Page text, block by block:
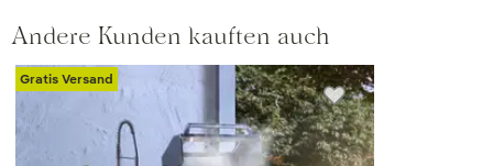
Andere Kunden kauften auch
Gratis Versand